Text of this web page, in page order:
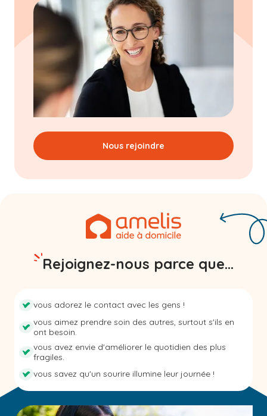
Nous rejoindre
Rejoignez-nous parce que...
vous adorez le contact avec les gens !
vous aimez prendre soin des autres, surtout s'ils en
ont besoin.
vous avez envie d'améliorer le quotidien des plus
fragiles.
vous savez qu'un sourire illumine leur journée !